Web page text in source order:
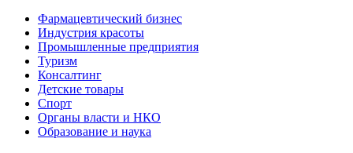
Фармацевтический бизнес
Индустрия красоты
Промышленные предприятия
Туризм
Консалтинг
Детские товары
Спорт
Органы власти и НКО
Образование и наука